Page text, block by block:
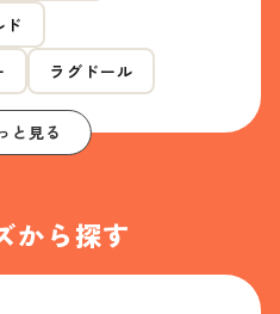
ド
ラグドール
と見る
から探す